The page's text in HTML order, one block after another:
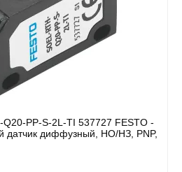
Q20-PP-S-2L-TI 537727 FESTO -
датчик диффузный, НО/НЗ, PNP,